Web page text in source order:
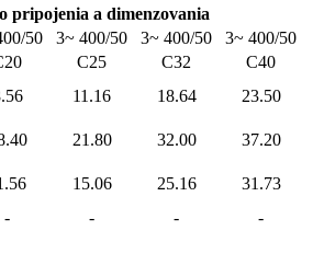
pripojenia a dimenzovania
50 3~ 400/50 3~ 400/50
3~ 400/50
C25 C32
C40
11.16 18.64
23.50
21.80 32.00
37.20
15.06 25.16
31.73
- - -
-